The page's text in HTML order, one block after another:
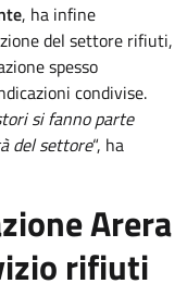
, ha infine
del settore rifiuti,
spesso
condivise.
si fanno parte
del settore“, ha
Arera
rifiuti